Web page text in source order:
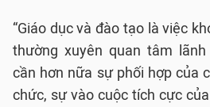
“Giáo dục và đào tạo là việc
thường xuyên quan tâm
cần hơn nữa sự phối hợp của
chức, sự vào cuộc tích cực